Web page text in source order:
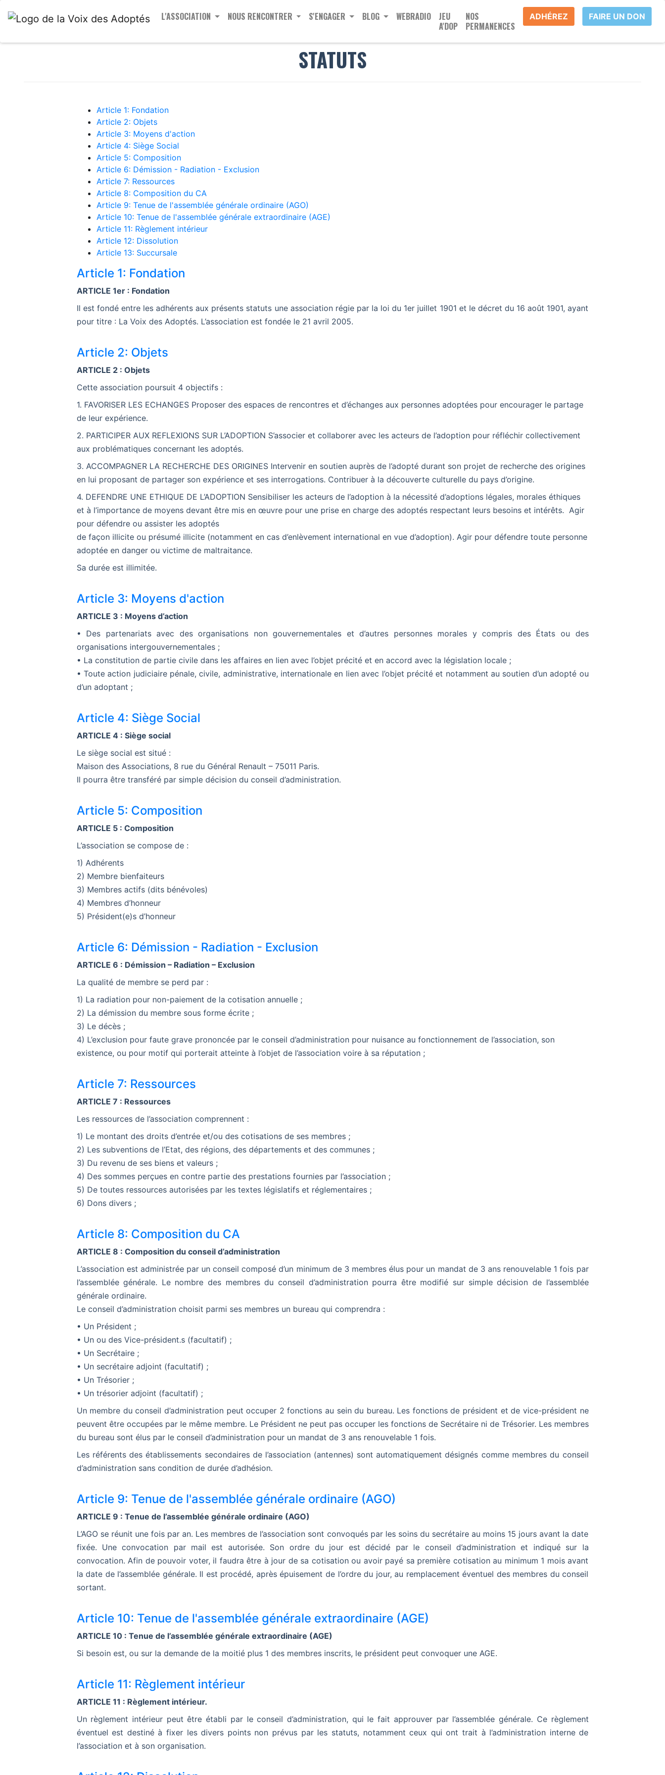
L'ASSOCIATION NOUS RENCONTRER S'ENGAGER BLOG WEBRADIO
JEU
A'DOP
NOS
PERMANENCES
ADHÉREZ FAIRE UN DON
STATUTS
Article 1: Fondation
Article 2: Objets
Article 3: Moyens d'action
Article 4: Siège Social
Article 5: Composition
Article 6: Démission - Radiation - Exclusion
Article 7: Ressources
Article 8: Composition du CA
Article 9: Tenue de l'assemblée générale ordinaire (AGO)
Article 10: Tenue de l'assemblée générale extraordinaire (AGE)
Article 11: Règlement intérieur
Article 12: Dissolution
Article 13: Succursale
Article 1: Fondation
ARTICLE 1er : Fondation
Il est fondé entre les adhérents aux présents statuts une association régie par la loi du 1er juillet 1901 et le décret du 16 août 1901, ayant
pour titre : La Voix des Adoptés. L’association est fondée le 21 avril 2005.
Article 2: Objets
ARTICLE 2 : Objets
Cette association poursuit 4 objectifs :
1. FAVORISER LES ECHANGES Proposer des espaces de rencontres et d’échanges aux personnes adoptées pour encourager le partage
de leur expérience.
2. PARTICIPER AUX REFLEXIONS SUR L’ADOPTION S’associer et collaborer avec les acteurs de l’adoption pour réfléchir collectivement
aux problématiques concernant les adoptés.
3. ACCOMPAGNER LA RECHERCHE DES ORIGINES Intervenir en soutien auprès de l’adopté durant son projet de recherche des origines
en lui proposant de partager son expérience et ses interrogations. Contribuer à la découverte culturelle du pays d’origine.
4. DEFENDRE UNE ETHIQUE DE L’ADOPTION Sensibiliser les acteurs de l’adoption à la nécessité d’adoptions légales, morales éthiques
et à l’importance de moyens devant être mis en œuvre pour une prise en charge des adoptés respectant leurs besoins et intérêts. Agir
pour défendre ou assister les adoptés
de façon illicite ou présumé illicite (notamment en cas d’enlèvement international en vue d’adoption). Agir pour défendre toute personne
adoptée en danger ou victime de maltraitance.
Sa durée est illimitée.
Article 3: Moyens d'action
ARTICLE 3 : Moyens d’action
• Des partenariats avec des organisations non gouvernementales et d’autres personnes morales ycompris des États ou des
organisations intergouvernementales ;
• La constitution de partie civile dans les affaires en lien avec l’objet précité et en accord avec la législation locale ;
• Toute action judiciaire pénale, civile, administrative, internationale en lien avec l’objet précité et notamment au soutien d’un adopté ou
d’un adoptant ;
Article 4: Siège Social
ARTICLE 4 : Siège social
Le siège social est situé :
Maison des Associations, 8 rue du Général Renault – 75011 Paris.
Il pourra être transféré par simple décision du conseil d’administration.
Article 5: Composition
ARTICLE 5 : Composition
L’association se compose de :
1) Adhérents
2) Membre bienfaiteurs
3) Membres actifs (dits bénévoles)
4) Membres d’honneur
5) Président(e)s d’honneur
Article 6: Démission - Radiation - Exclusion
ARTICLE 6 : Démission – Radiation – Exclusion
La qualité de membre se perd par :
1) La radiation pour non-paiement de la cotisation annuelle ;
2) La démission du membre sous forme écrite ;
3) Le décès ;
4) L’exclusion pour faute grave prononcée par le conseil d’administration pour nuisance au fonctionnement de l’association, son
existence, ou pour motif qui porterait atteinte à l’objet de l’association voire à sa réputation ;
Article 7: Ressources
ARTICLE 7 : Ressources
Les ressources de l’association comprennent :
1) Le montant des droits d’entrée et/ou des cotisations de ses membres ;
2) Les subventions de l’Etat, des régions, des départements et des communes ;
3) Du revenu de ses biens et valeurs ;
4) Des sommes perçues en contre partie des prestations fournies par l’association ;
5) De toutes ressources autorisées par les textes législatifs et réglementaires ;
6) Dons divers ;
Article 8: Composition du CA
ARTICLE 8 : Composition du conseil d’administration
L’association est administrée par un conseil composé d’un minimum de 3 membres élus pour un mandat de 3 ans renouvelable 1 fois par
l’assemblée générale. Le nombre des membres du conseil d’administration pourra être modifié sur simple décision de l’assemblée
générale ordinaire.
Le conseil d’administration choisit parmi ses membres un bureau qui comprendra :
• Un Président ;
• Un ou des Vice-président.s (facultatif) ;
• Un Secrétaire ;
• Un secrétaire adjoint (facultatif) ;
• Un Trésorier ;
• Un trésorier adjoint (facultatif) ;
Un membre du conseil d’administration peut occuper 2 fonctions au sein du bureau. Les fonctions de président et de vice-président ne
peuvent être occupées par le même membre. Le Président ne peut pas occuper les fonctions de Secrétaire ni de Trésorier. Les membres
du bureau sont élus par le conseil d’administration pour un mandat de 3 ans renouvelable 1 fois.
Les référents des établissements secondaires de l’association (antennes) sont automatiquementdésignés comme membres du conseil
d’administration sans condition de durée d’adhésion.
Article 9: Tenue de l'assemblée générale ordinaire (AGO)
ARTICLE 9 : Tenue de l’assemblée générale ordinaire (AGO)
L’AGO se réunit une fois par an. Les membres de l’association sont convoqués par les soins du secrétaire au moins 15 jours avant la date
fixée. Une convocation par mail est autorisée. Son ordre du jour est décidé par le conseil d’administration et indiqué sur la
convocation. Afin de pouvoir voter, il faudra être à jour de sa cotisation ou avoir payé sa première cotisation au minimum 1 mois avant
la date de l’assemblée générale. Il est procédé, après épuisement de l’ordre du jour, au remplacement éventuel des membres du conseil
sortant.
Article 10: Tenue de l'assemblée générale extraordinaire (AGE)
ARTICLE 10 : Tenue de l’assemblée générale extraordinaire (AGE)
Si besoin est, ou sur la demande de la moitié plus 1 des membres inscrits, le président peut convoquer une AGE.
Article 11: Règlement intérieur
ARTICLE 11 : Règlement intérieur.
Un règlement intérieur peut être établi par le conseil d’administration, qui le fait approuver par l’assemblée générale. Ce règlement
éventuel est destiné à fixer les divers points non prévus par les statuts, notamment ceux qui ont trait à l’administration interne de
l’association et à son organisation.